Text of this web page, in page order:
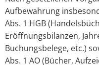
Aufbewahrung
Abs. 1 HGB
Eröffnungsbilanzen,
Buchungsbelege, etc.)
Abs. 1 AO (Bücher,